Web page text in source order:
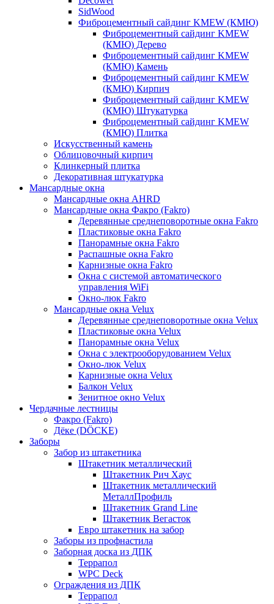
SidWood
Фиброцементный сайдинг KMEW (КМЮ)
Фиброцементный сайдинг KMEW
(КМЮ) Дерево
Фиброцементный сайдинг KMEW
(КМЮ) Камень
Фиброцементный сайдинг KMEW
(КМЮ) Кирпич
Фиброцементный сайдинг KMEW
(КМЮ) Штукатурка
Фиброцементный сайдинг KMEW
(КМЮ) Плитка
Искусственный камень
Облицовочный кирпич
Клинкерный плитка
Декоративная штукатурка
Мансардные окна
Мансардные окна AHRD
Мансардные окна Факро (Fakro)
Деревянные среднеповоротные окна Fakro
Пластиковые окна Fakro
Панорамные окна Fakro
Распашные окна Fakro
Карнизные окна Fakro
Окна с системой автоматического
управления WiFi
Окно-люк Fakro
Мансардные окна Velux
Деревянные среднеповоротные окна Velux
Пластиковые окна Velux
Панорамные окна Velux
Окна с электрооборудованием Velux
Окно-люк Velux
Карнизные окна Velux
Балкон Velux
Зенитное окно Velux
Чердачные лестницы
Факро (Fakro)
Дёке (DÖCKE)
Заборы
Забор из штакетника
Штакетник металлический
Штакетник Рич Хаус
Штакетник металлический
МеталлПрофиль
Штакетник Grand Line
Штакетник Вегасток
Евро штакетник на забор
Заборы из профнастила
Заборная доска из ДПК
Террапол
WPC Deck
Ограждения из ДПК
Террапол